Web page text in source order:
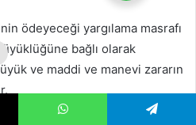
ödeyeceği yargılama masrafı
bağlı olarak
ve maddi ve manevi zararın